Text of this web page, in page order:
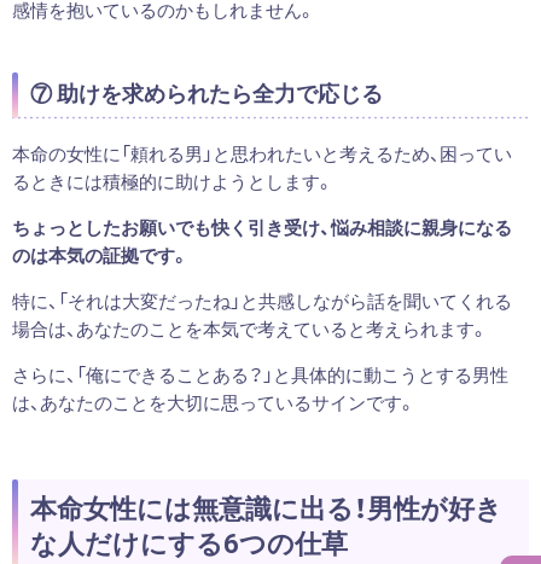
感情を抱いているのかもしれません。
⑦ 助けを求められたら全力で応じる
本命の女性に「頼れる男」と思われたいと考えるため、困ってい
るときには積極的に助けようとします。
ちょっとしたお願いでも快く引き受け、悩み相談に親身になる
のは本気の証拠です。
特に、「それは大変だったね」と共感しながら話を聞いてくれる
場合は、あなたのことを本気で考えていると考えられます。
さらに、「俺にできることある？」と具体的に動こうとする男性
は、あなたのことを大切に思っているサインです。
本命女性には無意識に出る！男性が好き
な人だけにする6つの仕草